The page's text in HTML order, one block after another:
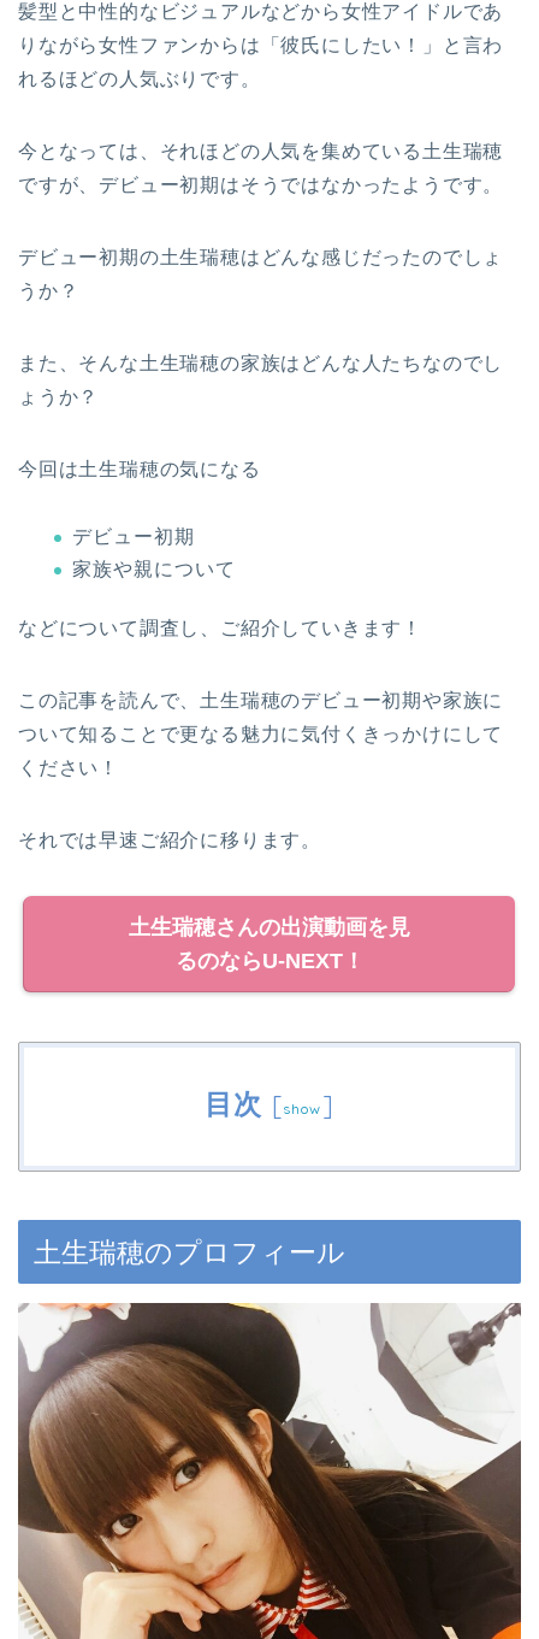
髪型と中性的なビジュアルなどから女性アイドルであ
りながら女性ファンからは「彼氏にしたい！」と言わ
れるほどの人気ぶりです。
今となっては、それほどの人気を集めている土生瑞穂
ですが、デビュー初期はそうではなかったようです。
デビュー初期の土生瑞穂はどんな感じだったのでしょ
うか？
また、そんな土生瑞穂の家族はどんな人たちなのでし
ょうか？
今回は土生瑞穂の気になる
デビュー初期
家族や親について
などについて調査し、ご紹介していきます！
この記事を読んで、土生瑞穂のデビュー初期や家族に
ついて知ることで更なる魅力に気付くきっかけにして
ください！
それでは早速ご紹介に移ります。
土生瑞穂さんの出演動画を見
るのならU-NEXT！
目次 [show ]
土生瑞穂のプロフィール